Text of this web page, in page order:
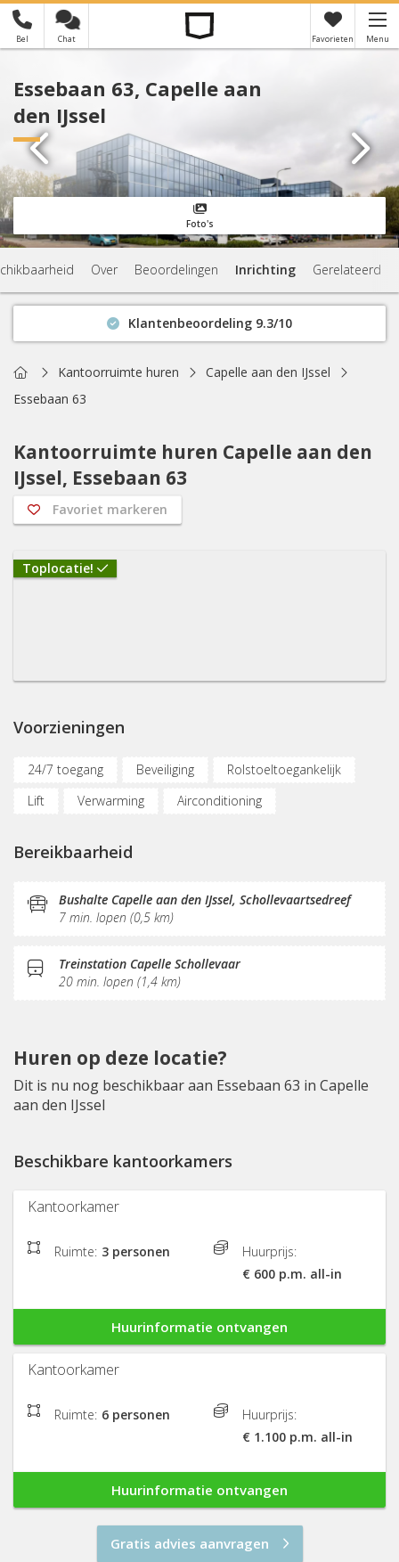
Bel Chat Favorieten Menu
Essebaan 63, Capelle aan
den IJssel
Foto's
Over Beoordelingen Inrichting Gerelateerd
Klantenbeoordeling 9.3/10
Actuele beschikbaarheid
HomeKantoorruimte huren
Capelle aan den IJssel
Essebaan 63
Kantoorruimte huren Capelle aan den
IJssel, Essebaan 63
Favoriet markeren
Toplocatie!
Voorzieningen
24/7 toegang Beveiliging
Rolstoeltoegankelijk
Lift
Verwarming
Airconditioning
Oplaadpunt auto
(Flex)werkplekken
Vergaderplekken
Belruimte
Internetmogelijkheden
KVK-inschrijving
Sociaal hart
Koffie/thee
Gemeubileerd
Terras
Bereikbaarheid
Bushalte Capelle aan den IJssel, Schollevaartsedreef
7 min. lopen (0,5 km)
Treinstation Capelle Schollevaar
20 min. lopen (1,4 km)
Huren op deze locatie?
Dit is nu nog beschikbaar aan Essebaan 63 in Capelle
aan den IJssel
Beschikbare kantoorkamers
Kantoorkamer
Ruimte: 3 personen
Huurprijs:
€ 600 p.m. all-in
Huurinformatie ontvangen
Kantoorkamer
Ruimte: 6 personen
Huurprijs:
€ 1.100 p.m. all-in
Huurinformatie ontvangen
Gratis advies aanvragen